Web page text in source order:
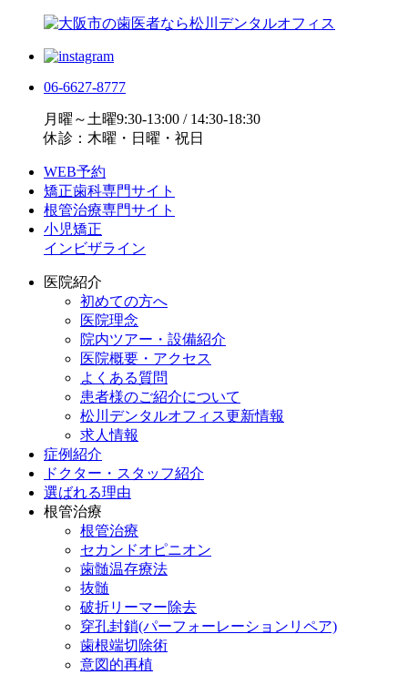
06-6627-8777
月曜～土曜9:30-13:00 / 14:30-18:30
休診：木曜・日曜・祝日
WEB予約
矯正歯科専門サイト
根管治療専門サイト
小児矯正
インビザライン
医院紹介
初めての方へ
医院理念
院内ツアー・設備紹介
医院概要・アクセス
よくある質問
患者様のご紹介について
松川デンタルオフィス更新情報
求人情報
症例紹介
ドクター・スタッフ紹介
選ばれる理由
根管治療
根管治療
セカンドオピニオン
歯髄温存療法
抜髄
破折リーマー除去
穿孔封鎖(パーフォーレーションリペア)
歯根端切除術
意図的再植